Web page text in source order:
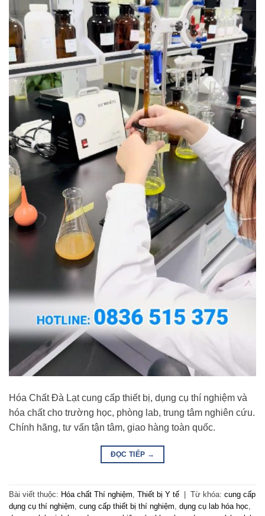
Hóa Chất Đà Lạt cung cấp thiết bị, dụng cụ thí nghiệm và
hóa chất cho trường học, phòng lab, trung tâm nghiên cứu.
Chính hãng, tư vấn tận tâm, giao hàng toàn quốc.
ĐỌC TIẾP →
Bài viết thuộc: Hóa chất Thí nghiệm, Thiết bị Y tế Từ khóa: cung cấp
dụng cụ thí nghiệm, cung cấp thiết bị thí nghiệm, dụng cụ lab hóa học,